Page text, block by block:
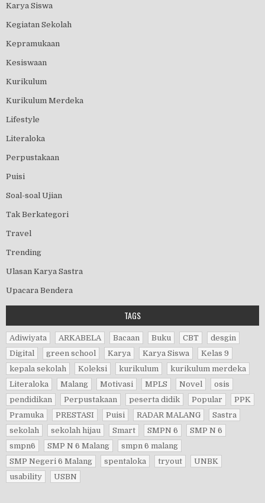
Karya Siswa
Kegiatan Sekolah
Kepramukaan
Kesiswaan
Kurikulum
Kurikulum Merdeka
Lifestyle
Literaloka
Perpustakaan
Puisi
Soal-soal Ujian
Tak Berkategori
Travel
Trending
Ulasan Karya Sastra
Upacara Bendera
TAGS
Adiwiyata ARKABELA Bacaan Buku CBT
desgin
Digital
green school Karya Karya Siswa
Kelas 9
kepala sekolah
Koleksi kurikulum
kurikulum merdeka
Literaloka
Malang Motivasi MPLS Novel
osis
pendidikan
Perpustakaan peserta didik Popular
PPK
Pramuka
PRESTASI Puisi RADAR MALANG
Sastra
sekolah
sekolah hijau Smart SMPN 6
SMP N 6
smpn6
SMP N 6 Malang
smpn 6 malang
SMP Negeri 6 Malang
spentaloka tryout
UNBK
usability
USBN